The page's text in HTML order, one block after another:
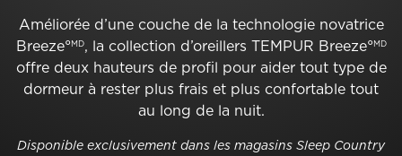
Améliorée d’une couche de la technologie novatrice
Breeze°MD, la collection d’oreillers TEMPUR Breeze°MD
offre deux hauteurs de profil pour aider tout type de
dormeur à rester plus frais et plus confortable tout
au long de la nuit.
Disponible exclusivement dans les magasins Sleep Country